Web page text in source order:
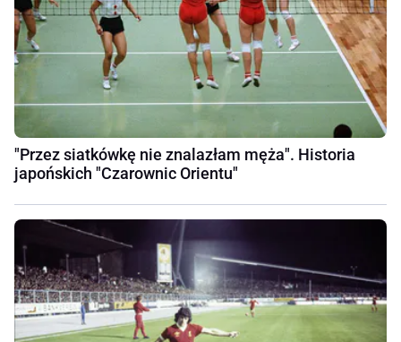
"Przez siatkówkę nie znalazłam męża". Historia
japońskich "Czarownic Orientu"